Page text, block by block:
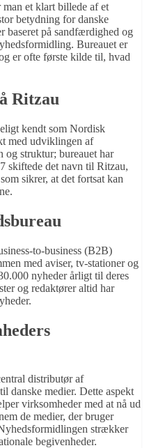
man et klart billede af et
betydning for danske
baseret på sandfærdighed og
Bureauet er
er ofte første kilde til, hvad
Ritzau
kendt som Nordisk
med udviklingen af
og struktur; bureauet har
skiftede det navn til Ritzau,
sikrer, at det fortsat kan
to-business (B2B)
med aviser, tv-stationer og
nyheder årligt til deres
og redaktører altid har
distributør af
danske medier. Dette aspekt
virksomheder med at nå ud
de medier, der bruger
strækker
begivenheder.